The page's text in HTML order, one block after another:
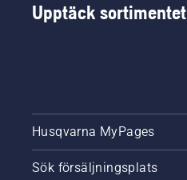
Upptäck sortimentet
Husqvarna MyPages
Sök försäljningsplats